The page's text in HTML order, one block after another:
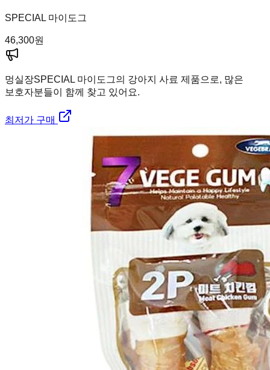
SPECIAL 마이도그
46,300원
멍실장SPECIAL 마이도그의 강아지 사료 제품으로, 많은
보호자분들이 함께 찾고 있어요.
최저가 구매